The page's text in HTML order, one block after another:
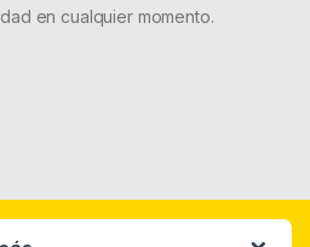
en cualquier momento.